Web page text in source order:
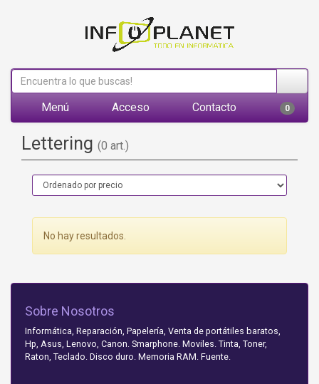
Menú Acceso Contacto 0
Lettering (0 art.)
No hay resultados.
Sobre Nosotros
Informática, Reparación, Papelería, Venta de portátiles baratos,
Hp, Asus, Lenovo, Canon. Smarphone. Moviles. Tinta, Toner,
Raton, Teclado. Disco duro. Memoria RAM. Fuente.